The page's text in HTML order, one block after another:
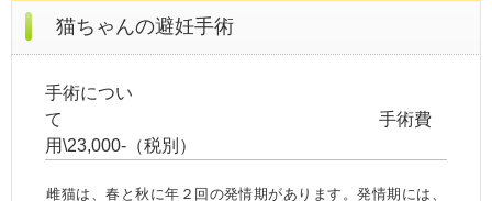
猫ちゃんの避妊手術
手術につい
て 手術費
用\23,000-（税別）
雌猫は、春と秋に年２回の発情期があります。発情期には、